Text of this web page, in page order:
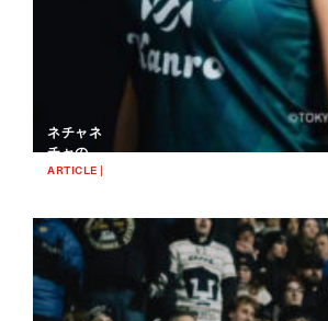
ネチャネ
チャの飴
を舐めな
豪のオフ
ィシャル”
として
CONCAC
AFで写真
ARTICLE |